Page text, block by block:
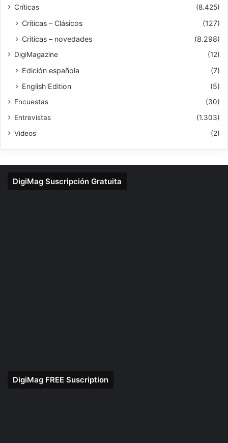
Críticas
(8.425)
Críticas – Clásicos
(127)
Criticas – novedades
(8.298)
DigiMagazine (12)
Edición española
(7)
English Edition
(5)
Encuestas
(30)
Entrevistas
(1.303)
Videos
(2)
DigiMag Suscripción Gratuita
DigiMag FREE Suscription